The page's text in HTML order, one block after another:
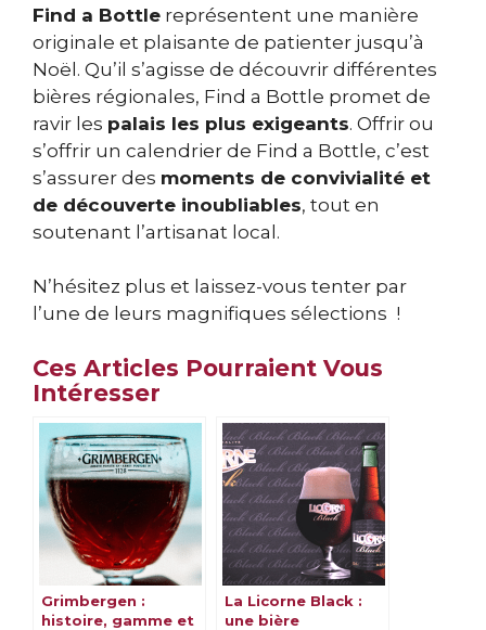
Find a Bottle représentent une manière
originale et plaisante de patienter jusqu’à
Noël. Qu’il s’agisse de découvrir différentes
bières régionales, Find a Bottle promet de
ravir les palais les plus exigeants. Offrir ou
s’offrir un calendrier de Find a Bottle, c’est
s’assurer des moments de convivialité et
de découverte inoubliables, tout en
soutenant l’artisanat local.
N’hésitez plus et laissez-vous tenter par
l’une de leurs magnifiques sélections !
Ces Articles Pourraient Vous
Intéresser
Grimbergen :
histoire, gamme et
La Licorne Black :
une bière